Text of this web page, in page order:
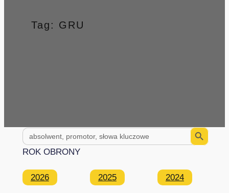
Tag: GRU
Search
for:
Search Button
ROK OBRONY
2026 2025 2024